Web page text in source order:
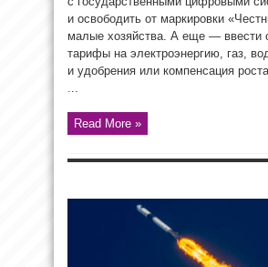
и освободить от маркировки
малые хозяйства. А еще — ввести
тарифы на электроэнергию, газ,
и удобрения или компенсация
...
Read More »